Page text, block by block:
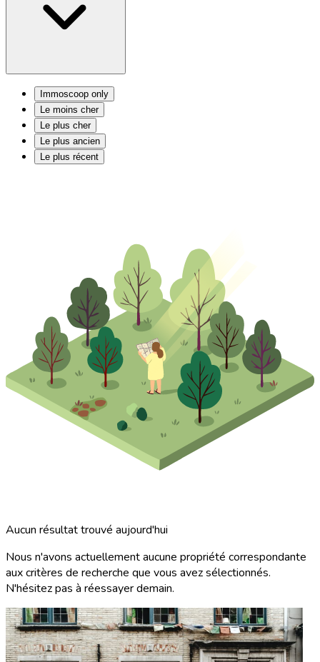
Immoscoop only
Le moins cher
Le plus cher
Le plus ancien
Le plus récent
Aucun résultat trouvé aujourd'hui
Nous n'avons actuellement aucune propriété correspondante
aux critères de recherche que vous avez sélectionnés.
N'hésitez pas à réessayer demain.